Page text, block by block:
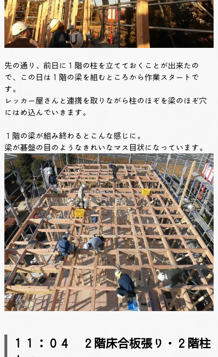
先の通り、前日に１階の柱を立てておくことが出来たの
で、この日は１階の梁を組むところから作業スタートで
す。
レッカー屋さんと連携を取りながら柱のほぞを梁のほぞ穴
にはめ込んでいきます。
１階の梁が組み終わるとこんな感じに。
梁が碁盤の目のようなきれいなマス目状になっています。
１１：０４ ２階床合板張り・２階柱